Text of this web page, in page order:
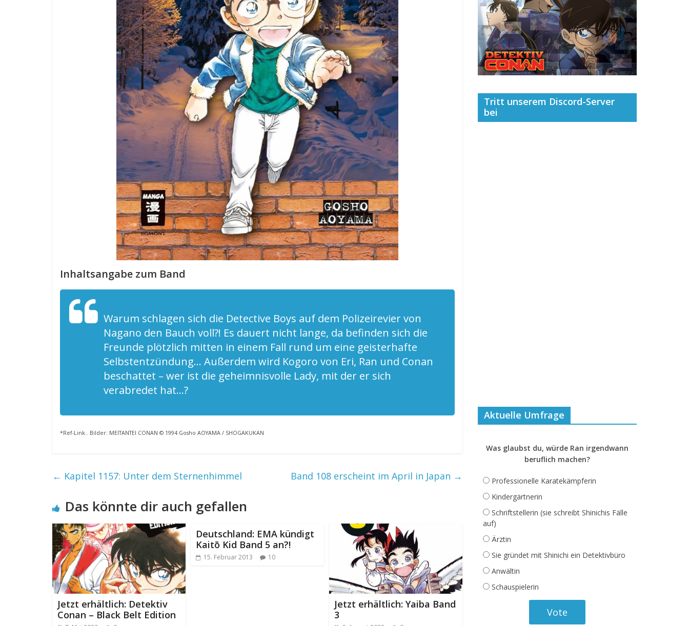
Inhaltsangabe zum Band
Warum schlagen sich die Detective Boys auf dem Polizeirevier von
Nagano den Bauch voll?! Es dauert nicht lange, da befinden sich die
Freunde plötzlich mitten in einem Fall rund um eine geisterhafte
Selbstentzündung… Außerdem wird Kogoro von Eri, Ran und Conan
beschattet – wer ist die geheimnisvolle Lady, mit der er sich
verabredet hat…?
*Ref-Link.. Bilder: MEITANTEI CONAN © 1994 Gosho AOYAMA / SHOGAKUKAN
← Kapitel 1157: Unter dem Sternenhimmel Band 108 erscheint im April in Japan →
Das könnte dir auch gefallen
Jetzt erhältlich: Detektiv
Conan – Black Belt Edition
Deutschland: EMA kündigt
Kaitō Kid Band 5 an?!
15. Februar 2013 10
Jetzt erhältlich: Yaiba Band
3
Tritt unserem Discord-Server
bei
Aktuelle Umfrage
Was glaubst du, würde Ran irgendwann
beruflich machen?
Professionelle Karatekämpferin
Kindergärtnerin
Schriftstellerin (sie schreibt Shinichis Fälle
auf)
Ärztin
Sie gründet mit Shinichi ein Detektivbüro
Anwältin
Schauspielerin